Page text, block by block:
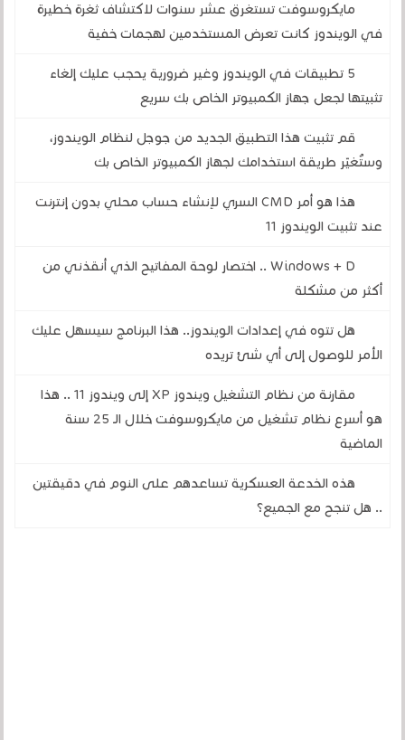
مايكروسوفت تستغرق عشر سنوات لاكتشاف ثغرة خطيرة
في الويندوز كانت تعرض المستخدمين لهجمات خفية
5 تطبيقات في الويندوز وغير ضرورية يحجب عليك إلغاء
تثبيتها لجعل جهاز الكمبيوتر الخاص بك سريع
قم تثبيت هذا التطبيق الجديد من جوجل لنظام الويندوز،
وستُغيّر طريقة استخدامك لجهاز الكمبيوتر الخاص بك
هذا هو أمر CMD السري لإنشاء حساب محلي بدون إنترنت
عند تثبيت الويندوز 11
Windows + D .. اختصار لوحة المفاتيح الذي أنقذني من
أكثر من مشكلة
هل تتوه في إعدادات الويندوز.. هذا البرنامج سيسهل عليك
الأمر للوصول إلى أي شئ تريده
مقارنة من نظام التشغيل ويندوز XP إلى ويندوز 11 .. هذا
هو أسرع نظام تشغيل من مايكروسوفت خلال الـ 25 سنة
الماضية
هذه الخدعة العسكرية تساعدهم على النوم في دقيقتين
.. هل تنجح مع الجميع؟